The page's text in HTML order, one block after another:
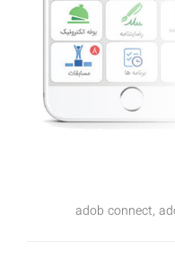
adob connect,